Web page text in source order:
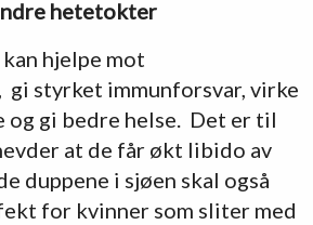
hetetokter
hjelpe mot
styrket immunforsvar, virke
og gi bedre helse. Det er til
at de får økt libido av
duppene i sjøen skal også
for kvinner som sliter med